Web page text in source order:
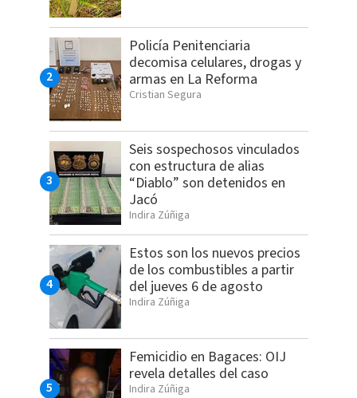
Policía Penitenciaria
decomisa celulares, drogas y
armas en La Reforma
Cristian Segura
Seis sospechosos vinculados
con estructura de alias
“Diablo” son detenidos en
Jacó
Indira Zúñiga
Estos son los nuevos precios
de los combustibles a partir
del jueves 6 de agosto
Indira Zúñiga
Femicidio en Bagaces: OIJ
revela detalles del caso
Indira Zúñiga